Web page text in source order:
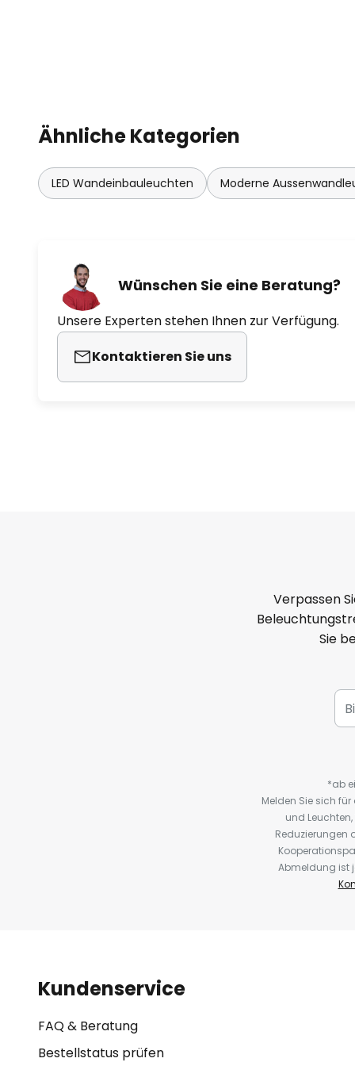
Ähnliche Kategorien
LED Wandeinbauleuchten Moderne
Wünschen Sie eine Beratung?
Unsere Experten stehen Ihnen zur Verfügung.
Kontaktieren Sie uns
Verpassen
Sie
*ab
Melden Sie sich
und
Reduzierungen
Abmeldung ist
Kundenservice
FAQ & Beratung
Bestellstatus prüfen